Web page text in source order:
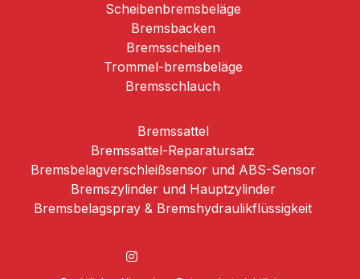
Scheibenbremsbeläge
Brems­backen
Bremsscheiben
Trommel-­bremsbeläge
Bremsschlauch
Bremssattel
Bremssattel-Reparatursatz
Bremsbelagverschleißsensor und ABS-Sensor
Bremszylinder und Hauptzylinder
Bremsbelagspray & Bremshydraulikflüssigkeit